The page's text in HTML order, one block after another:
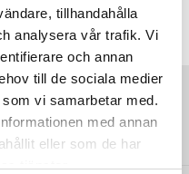
tillhandahålla
analysera vår trafik. Vi
och annan
till de sociala medier
vi samarbetar med.
med annan
eller som de har
tjänster.